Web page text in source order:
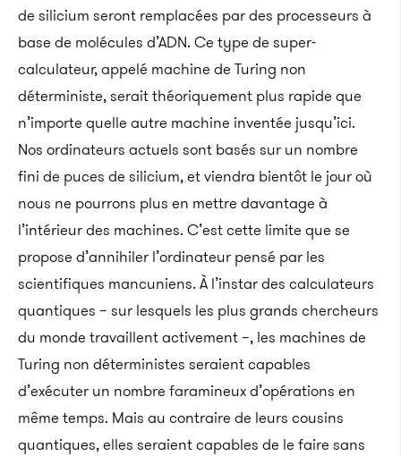
de silicium seront remplacées par des processeurs à
base de molécules d’ADN. Ce type de super-
calculateur, appelé machine de Turing non
déterministe, serait théoriquement plus rapide que
n’importe quelle autre machine inventée jusqu’ici.
Nos ordinateurs actuels sont basés sur un nombre
fini de puces de silicium, et viendra bientôt le jour où
nous ne pourrons plus en mettre davantage à
l’intérieur des machines. C’est cette limite que se
propose d’annihiler l’ordinateur pensé par les
scientifiques mancuniens. À l’instar des calculateurs
quantiques – sur lesquels les plus grands chercheurs
du monde travaillent activement –, les machines de
Turing non déterministes seraient capables
d’exécuter un nombre faramineux d’opérations en
même temps. Mais au contraire de leurs cousins
quantiques, elles seraient capables de le faire sans